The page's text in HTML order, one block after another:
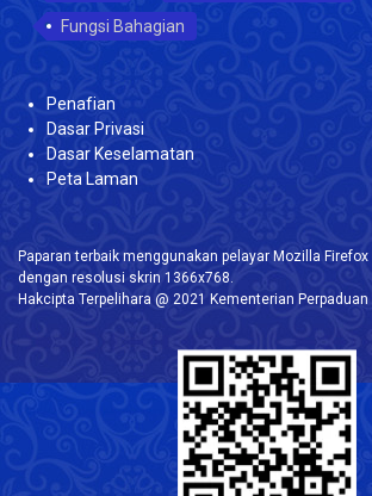
Fungsi Bahagian
Penafian
Dasar Privasi
Dasar Keselamatan
Peta Laman
Paparan terbaik menggunakan pelayar Mozilla
dengan resolusi skrin 1366x768.
Hakcipta Terpelihara @ 2021 Kementerian Perpaduan